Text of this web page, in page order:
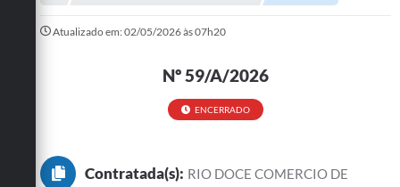
Atualizado em: 02/05/2026 às 07h20
Nº 59/A/2026
ENCERRADO
Contratada(s): RIO DOCE COMERCIO DE